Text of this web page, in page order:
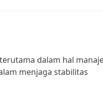
dalam hal
menjaga stabilitas